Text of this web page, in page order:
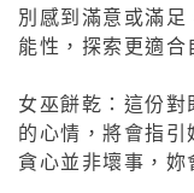
別感到滿意或滿足
能性，探索更適合
女巫餅乾：這份對
的心情，將會指
貪心並非壞事，妳